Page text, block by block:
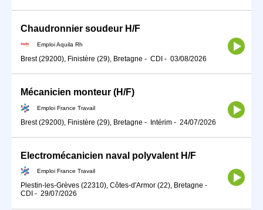
Chaudronnier soudeur H/F
Emploi Aquila Rh
Brest (29200), Finistère (29), Bretagne - CDI - 03/08/2026
Mécanicien monteur (H/F)
Emploi France Travail
Brest (29200), Finistère (29), Bretagne - Intérim - 24/07/2026
Electromécanicien naval polyvalent H/F
Emploi France Travail
Plestin-les-Grèves (22310), Côtes-d'Armor (22), Bretagne -
CDI - 29/07/2026